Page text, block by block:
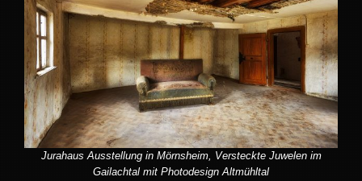
Jurahaus Ausstellung in Mörnsheim, Versteckte Juwelen im
Gailachtal mit Photodesign Altmühltal